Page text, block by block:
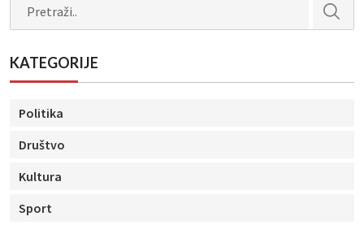
KATEGORIJE
Politika
Društvo
Kultura
Sport